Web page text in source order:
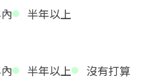
半年以上
半年以上 沒有打算